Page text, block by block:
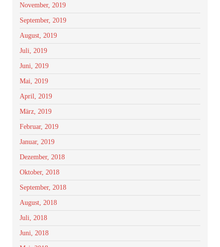
November, 2019
September, 2019
August, 2019
Juli, 2019
Juni, 2019
Mai, 2019
April, 2019
März, 2019
Februar, 2019
Januar, 2019
Dezember, 2018
Oktober, 2018
September, 2018
August, 2018
Juli, 2018
Juni, 2018